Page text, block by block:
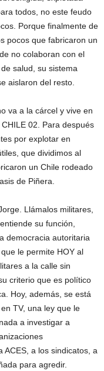
todos, no este feudo
Porque finalmente de
pocos que fabricaron un
no colaboran con el
salud, su sistema
aislaron del resto.
va a la cárcel y vive en
02. Para después
por explotar en
que dividimos al
un Chile rodeado
de Piñera.
Llámalos militares,
su función,
democracia autoritaria
le permite HOY al
a la calle sin
criterio que es político
Hoy, además, se está
TV, una ley que le
a investigar a
ACES, a los sindicatos, a
para agredir.